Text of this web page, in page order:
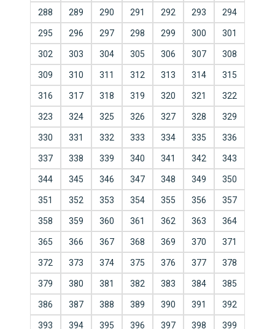
288 289 290 291 292 293 294
295 296 297 298 299 300 301
302 303 304 305 306 307 308
309 310 311 312 313 314 315
316 317 318 319 320 321 322
323 324 325 326 327 328 329
330 331 332 333 334 335 336
337 338 339 340 341 342 343
344 345 346 347 348 349 350
351 352 353 354 355 356 357
358 359 360 361 362 363 364
365 366 367 368 369 370 371
372 373 374 375 376 377 378
379 380 381 382 383 384 385
386 387 388 389 390 391 392
393 394 395 396 397 398 399